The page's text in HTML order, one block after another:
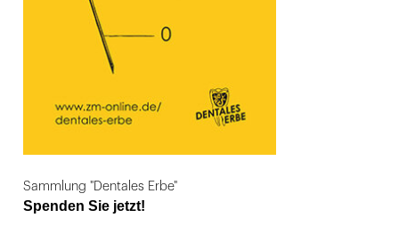
Sammlung "Dentales Erbe"
Spenden Sie jetzt!